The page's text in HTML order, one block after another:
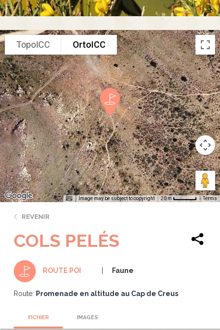
TopoICC OrtoICC
Image may be subject to copyright 20 m Terms
REVENIR
COLS PELÉS
ROUTE POI Faune
Route: Promenade en altitude au Cap de Creus
FICHIER IMAGES